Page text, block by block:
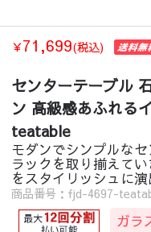
￥71,699(税込)
センターテーブル
ン 高級感あふれる
teatable
モダンでシンプルな
ラックを取り揃えて
をスタイリッシュに演
商品番号：fjd-4697-
ガラ